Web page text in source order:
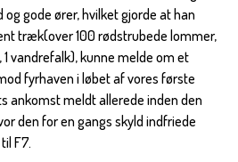
gode ører, hvilket gjorde at han
træk(over 100 rødstrubede lommer,
1 vandrefalk), kunne melde om et
fyrhaven i løbet af vores første
ankomst meldt allerede inden den
den for en gangs skyld indfriede
F7.